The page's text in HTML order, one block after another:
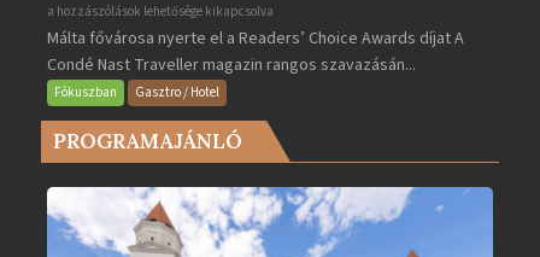
Valletta
lett
Európa
legjobb
városa
2025-
bejegyzéshez
a hozzászólások lehetősége kikapcsolva
Málta fővárosa nyerte el a Readers’ Choice Awards díjat A
Condé Nast Traveller magazin rangos szavazásán...
Fókuszban Gasztro / Hotel
PROGRAMAJÁNLÓ